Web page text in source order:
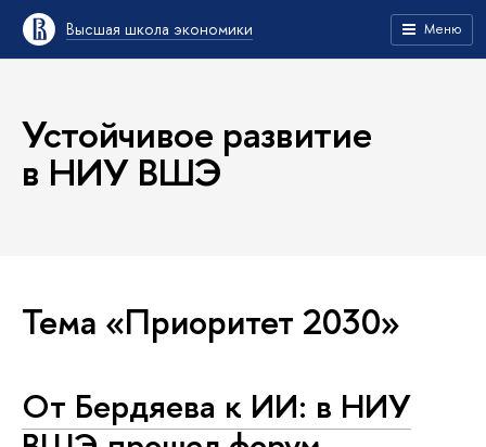
Высшая школа экономики Меню
Устойчивое развитие
в НИУ ВШЭ
Тема «Приоритет 2030»
От Бердяева к ИИ: в НИУ